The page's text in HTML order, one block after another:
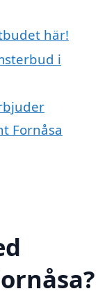
här!
i
Fornåsa